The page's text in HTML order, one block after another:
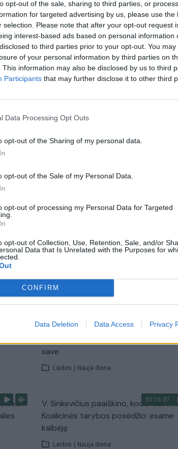
opt-out of the sale, sharing to third parties, or
for targeted advertising by us, please use the
selection. Please note that after your opt-out request
interest-based ads based on personal information
to third parties prior to your opt-out. You
of your personal information by third parties on
This information may also be disclosed by us to third
Participants that may further disclose it to other third
Data Processing Opt Outs
opt-out of the Sharing of my personal data.
opt-out of the Sale of my Personal Data.
opt-out of processing my Personal Data for Targeted
opt-out of Collection, Use, Retention, Sale, and/or
Data that Is Unrelated with the Purposes for
CONFIRM
Data Deletion Data Access Privacy
šauktiniai Juozas Olekas
Karšta A. Kasparavičiaus ir Ž Pavilionio
Kuprines pasvėrę specialistai įspėja
pavojingą įprotį: tą daro daugiau nei
Žinios | Lietuvos diena
00:11:27
Lietuvos pasiruošimą pavojams
save
Laidos | Nauja diena
kiek
00:16:37
V. Sinkevičius paaiškino, kodėl dar
Koalicinės tarybos posėdžio: esame
kalbėję
Laidos | Nauja diena